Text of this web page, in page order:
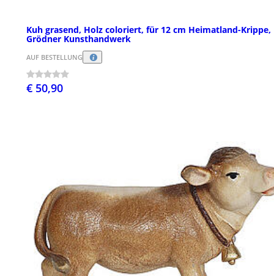
Kuh grasend, Holz coloriert, für 12 cm Heimatland-Krippe,
Grödner Kunsthandwerk
AUF BESTELLUNG
€ 50,90